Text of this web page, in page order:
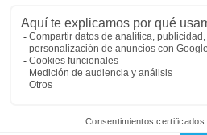
Pass camping
Preguntas más frecuentes
Aviso legal
Notas legales
Condiciones generales de venta